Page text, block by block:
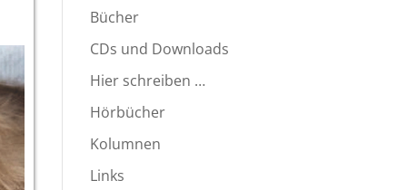
Bücher
CDs und Downloads
Hier schreiben …
Hörbücher
Kolumnen
Links